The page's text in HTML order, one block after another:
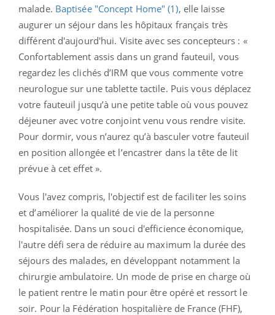
malade. Baptisée "Concept Home" (1), elle laisse
augurer un séjour dans les hôpitaux français très
différent d'aujourd'hui. Visite avec ses concepteurs : «
Confortablement assis dans un grand fauteuil, vous
regardez les clichés d’IRM que vous commente votre
neurologue sur une tablette tactile. Puis vous déplacez
votre fauteuil jusqu’à une petite table où vous pouvez
déjeuner avec votre conjoint venu vous rendre visite.
Pour dormir, vous n’aurez qu’à basculer votre fauteuil
en position allongée et l’encastrer dans la tête de lit
prévue à cet effet ».
Vous l'avez compris, l'objectif est de faciliter les soins
et d’améliorer la qualité de vie de la personne
hospitalisée. Dans un souci d'efficience économique,
l'autre défi sera de réduire au maximum la durée des
séjours des malades, en développant notamment la
chirurgie ambulatoire. Un mode de prise en charge où
le patient rentre le matin pour être opéré et ressort le
soir. Pour la Fédération hospitalière de France (FHF),